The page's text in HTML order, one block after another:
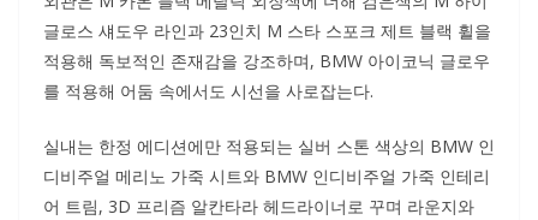
글로스 섀도우 라인과 23인치 M 스타 스포크 제트 블랙 휠을
적용해 독보적인 존재감을 강조하며, BMW 아이코닉 글로우
를 적용해 어둠 속에서도 시선을 사로잡는다.
실내는 한정 에디션에만 적용되는 실버 스톤 색상의 BMW 인
디비주얼 메리노 가죽 시트와 BMW 인디비주얼 가죽 인테리
어 트림, 3D 프리즘 알칸타라 헤드라이너로 꾸며 라운지와